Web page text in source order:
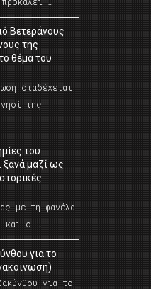
Βετεράνους
της
θέμα του
διαδέχεται
της
του
ξανά μαζί ως
με τη φανέλα
και ο …
για το
για το